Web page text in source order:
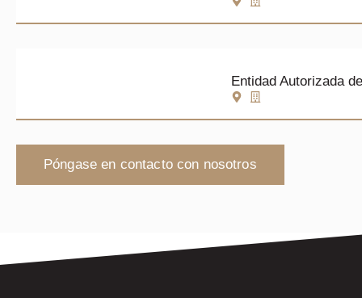
Entidad Autorizada
Póngase en contacto con nosotros